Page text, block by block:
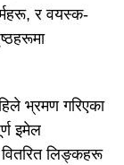
र वयस्क-
भ्रमण गरिएका
इमेल
लिङ्कहरू